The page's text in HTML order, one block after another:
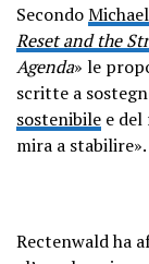
Secondo
Reset and the
Agenda» le
scritte a
sostenibile e del
mira a stabilire».
Rectenwald ha